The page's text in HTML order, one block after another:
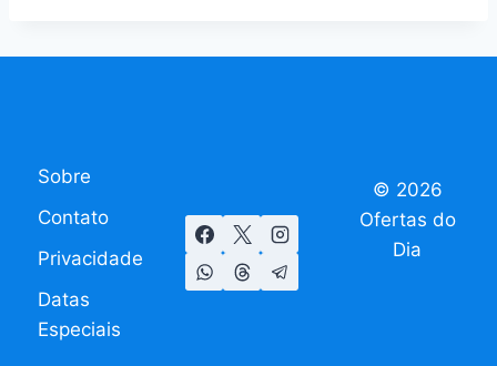
Sobre
Contato
Privacidade
Datas
Especiais
© 2026
Ofertas do
Dia